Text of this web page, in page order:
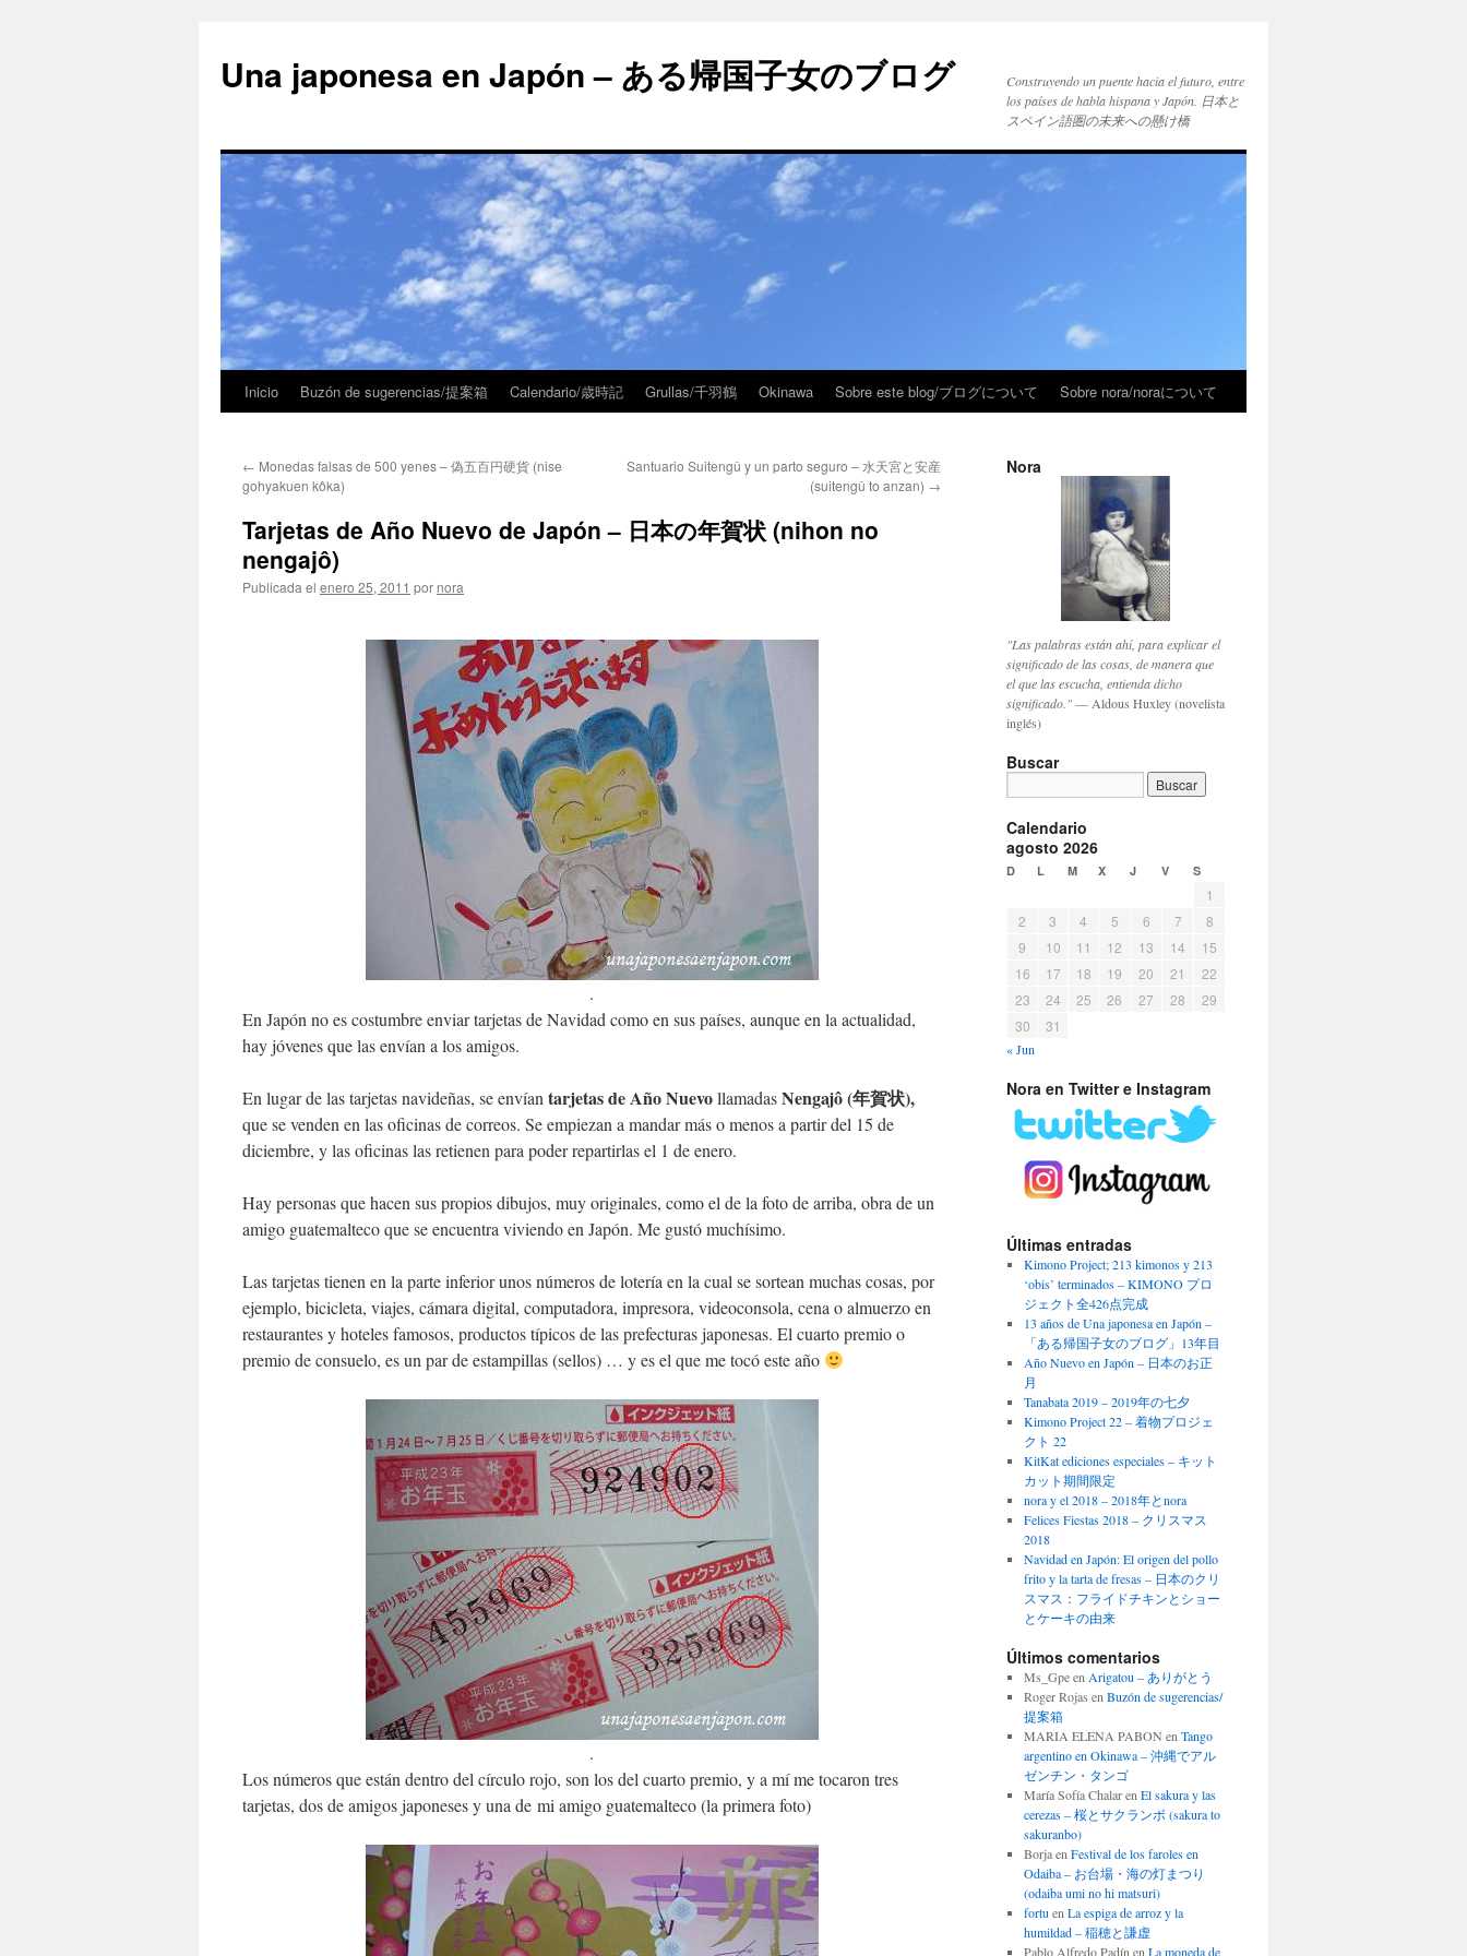
Una japonesa en Japón – ある帰国子女のブログ
Construyendo un puente hacia el futuro, entre
los países de habla hispana y Japón. 日本と
スペイン語圏の未来への懸け橋
Inicio Buzón de sugerencias/提案箱 Calendario/歳時記 Grullas/千羽鶴 Okinawa Sobre este blog/ブログについて Sobre nora/noraについて
← Monedas falsas de 500 yenes – 偽五百円硬貨 (nise
gohyakuen kôka)
Santuario Suitengû y un parto seguro – 水天宮と安産
(suitengû to anzan) →
Tarjetas de Año Nuevo de Japón – 日本の年賀状 (nihon no
nengajô)
Publicada el enero 25, 2011 por nora
.
En Japón no es costumbre enviar tarjetas de Navidad como en sus países, aunque en la actualidad,
hay jóvenes que las envían a los amigos.
En lugar de las tarjetas navideñas, se envían tarjetas de Año NuevollamadasNengajô (年賀状),
que se venden en las oficinas de correos. Se empiezan a mandar más o menos a partir del 15 de
diciembre, y las oficinas las retienen para poder repartirlas el 1 de enero.
Hay personas que hacen sus propios dibujos, muy originales, como el de la foto de arriba, obra de un
amigo guatemalteco que se encuentra viviendo en Japón. Me gustó muchísimo.
Las tarjetas tienen en la parte inferior unos números de lotería en la cual se sortean muchas cosas, por
ejemplo, bicicleta, viajes, cámara digital, computadora, impresora, videoconsola, cena o almuerzo en
restaurantes y hoteles famosos, productos típicos de las prefecturas japonesas. El cuarto premio o
premio de consuelo, es un par de estampillas (sellos) … y es el que me tocó este año
.
Los números que están dentro del círculo rojo, son los del cuarto premio, y a mí me tocaron tres
tarjetas, dos de amigos japoneses y una de mi amigo guatemalteco (la primera foto)
Nora
"Las palabras están ahí, para explicar el
significado de las cosas, de manera que
el que las escucha, entienda dicho
significado."— Aldous Huxley (novelista
inglés)
Buscar
Calendario
agosto 2026
D L M X J V S
1
2
3 4 5 6 7
8
9
10 11 12 13 14
15
16
17 18 19 20 21
22
23
24 25 26 27 28
29
30
31
« Jun
Nora en Twitter e Instagram
Últimas entradas
Kimono Project; 213 kimonos y 213
‘obis’ terminados – KIMONO プロ
ジェクト全426点完成
13 años de Una japonesa en Japón –
「ある帰国子女のブログ」13年目
Año Nuevo en Japón – 日本のお正
月
Tanabata 2019 – 2019年の七夕
Kimono Project 22 – 着物プロジェ
クト 22
KitKat ediciones especiales – キット
カット期間限定
nora y el 2018 – 2018年とnora
Felices Fiestas 2018 – クリスマス
2018
Navidad en Japón: El origen del pollo
frito y la tarta de fresas – 日本のクリ
スマス：フライドチキンとショー
とケーキの由来
Últimos comentarios
Ms_Gpeen Arigatou – ありがとう
Roger Rojas en Buzón de sugerencias/
提案箱
MARIA ELENA PABON en Tango
argentino en Okinawa – 沖縄でアル
ゼンチン・タンゴ
María Sofía Chalaren El sakura y las
cerezas – 桜とサクランボ (sakura to
sakuranbo)
Borjaen Festival de los faroles en
Odaiba – お台場・海の灯まつり
(odaiba umi no hi matsuri)
fortu en La espiga de arroz y la
humildad – 稲穂と謙虚
Pablo Alfredo Padín en La moneda de